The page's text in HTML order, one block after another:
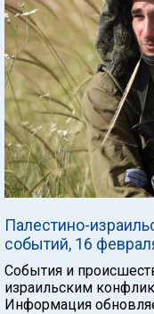
Палестино-
событий, 16
События и
израильским
Информация